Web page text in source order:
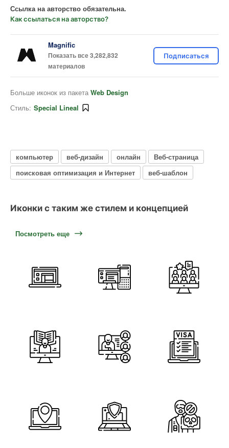
Ссылка на авторство обязательна.
Как ссылаться на авторство?
Magnific
Показать все 3,282,832
материалов
Подписаться
Больше иконок из пакета Web Design
Стиль: Special Lineal
компьютер веб-дизайн онлайн
Веб-страница
поисковая оптимизация и Интернет
веб-шаблон
Иконки с таким же стилем и концепцией
Посмотреть еще